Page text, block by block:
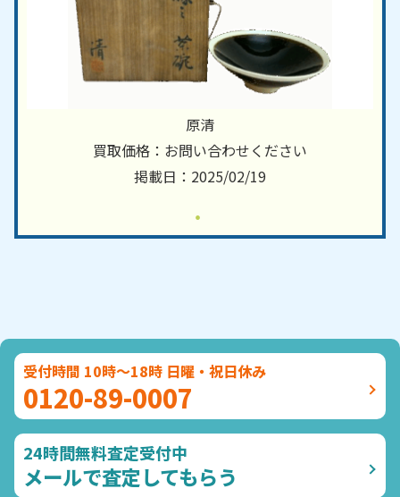
原清
買取価格：お問い合わせください
掲載日：2025/02/19
受付時間 10時～18時 日曜・祝日休み
0120-89-0007
24時間無料査定受付中
メールで査定してもらう